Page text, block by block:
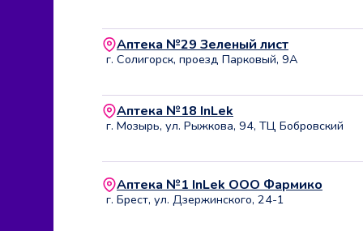
Аптека №29 Зеленый лист
г. Солигорск, проезд Парковый, 9А
Аптека №18 InLek
г. Мозырь, ул. Рыжкова, 94, ТЦ Бобровский
Аптека №1 InLek ООО Фармико
г. Брест, ул. Дзержинского, 24-1